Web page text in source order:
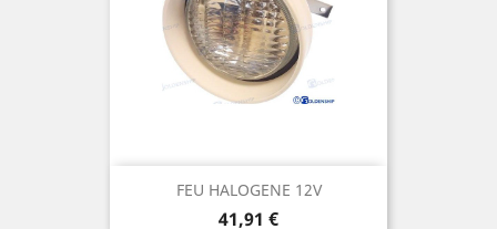
FEU HALOGENE 12V
Prix
41,91 €